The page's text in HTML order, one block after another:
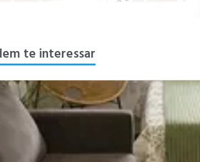
te interessar